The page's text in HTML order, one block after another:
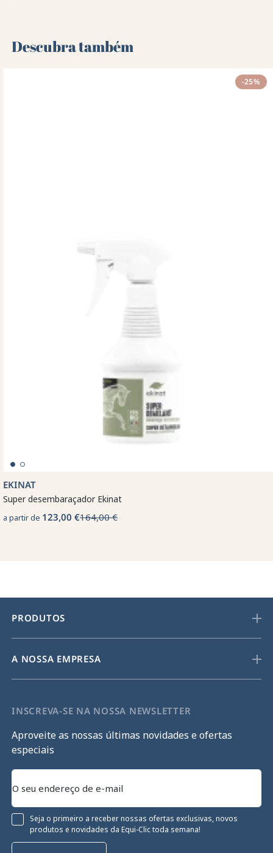
Descubra também 🌻
-25%
EKINAT
Super desembaraçador Ekinat
a partir de 123,00 €164,00 €
PRODUTOS
A NOSSA EMPRESA
INSCREVA-SE NA NOSSA NEWSLETTER
Aproveite as nossas últimas novidades e ofertas
especiais
Seja o primeiro a receber nossas ofertas exclusivas, novos
produtos e novidades da Equi-Clic toda semana!